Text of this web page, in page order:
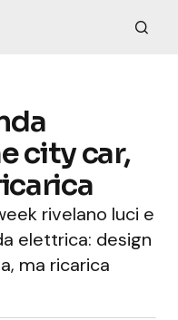
city car,
rivelano luci e
elettrica: design
ma ricarica